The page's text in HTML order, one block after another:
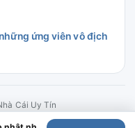
ứng viên vô địch
Cái Uy Tín
Hoàn Trả· Chính Sách Bảo